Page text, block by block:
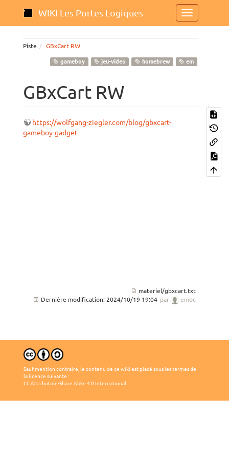
WIKI Les Portes Logiques
Piste GBxCart RW
gameboy jeu-video homebrew em
GBxCart RW
https://wolfgang-ziegler.com/blog/gbxcart-
gameboy-gadget
materiel/gbxcart.txt
Dernière modification: 2024/10/19 19:04 par emoc
Sauf mention contraire, le contenu de ce wiki est placé sous les termes de
la licence suivante :
CC Attribution-Share Alike 4.0 International